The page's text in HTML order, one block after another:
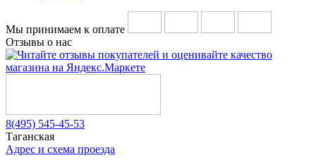
Мы принимаем к оплате
Отзывы о нас
8(495) 545-45-53
Таганская
Адрес и схема проезда